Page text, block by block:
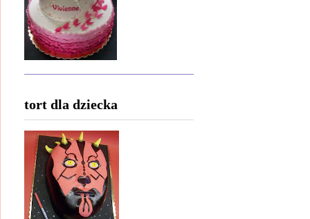
tort dla dziecka